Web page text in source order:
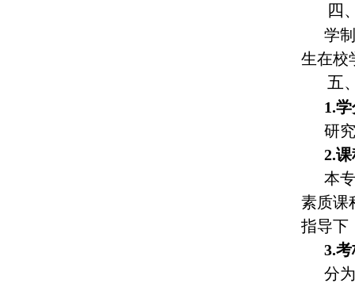
四
学
生在校
五
1.
研
2.
本
素质课
指导下
3.
分